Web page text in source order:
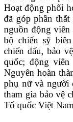
Hoạt động phối
đã góp phần
nguồn động viên
bộ chiến sỹ
chiến đấu, bảo
quốc; động
Nguyên hoàn
phụ nữ và người
tham gia bảo vệ
Tổ quốc Việt